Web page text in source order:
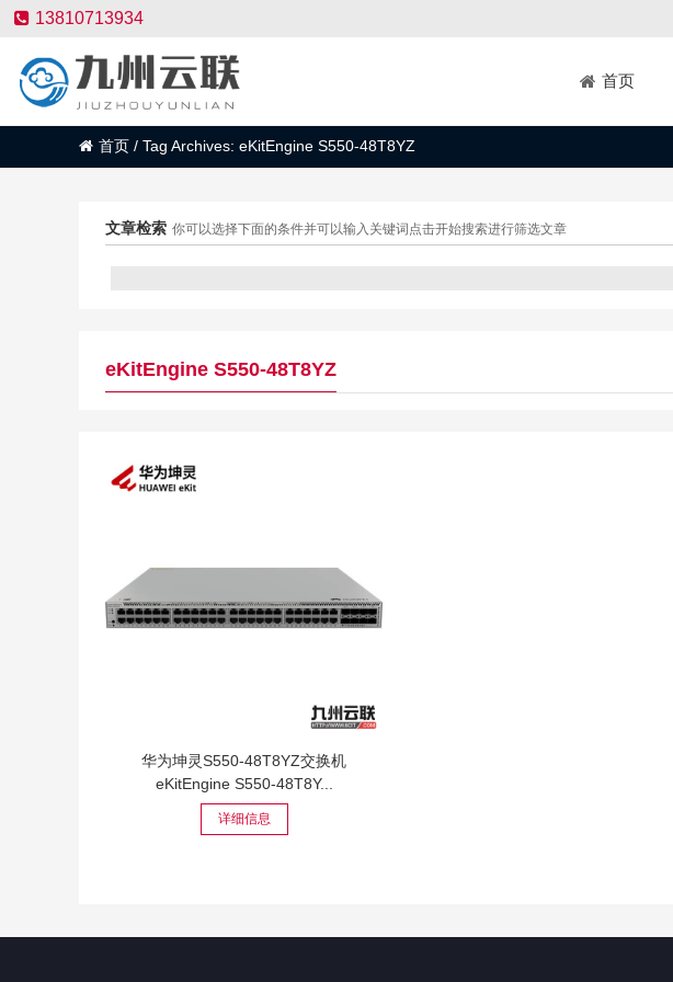
13810713934
首页
首页 / Tag Archives: eKitEngine S550-48T8YZ
文章检索 你可以选择下面的条件并可以输入关键词点击开始搜索进行筛选文章
eKitEngine S550-48T8YZ
华为坤灵S550-48T8YZ交换机
eKitEngine S550-48T8Y...
详细信息